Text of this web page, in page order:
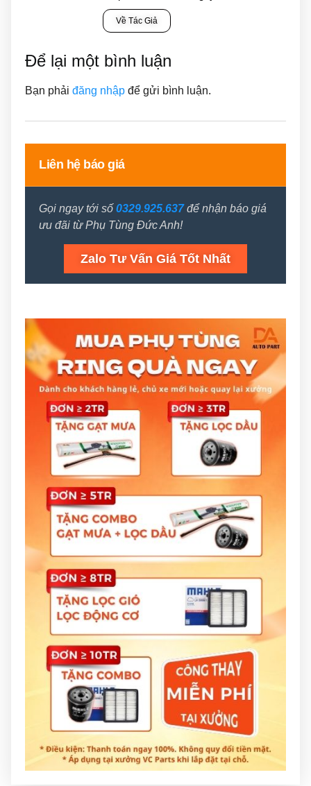
Về Tác Giả
Để lại một bình luận
Bạn phải đăng nhập để gửi bình luận.
Liên hệ báo giá
Gọi ngay tới số 0329.925.637để nhận báo giá
ưu đãi từ Phụ Tùng Đức Anh!
Zalo Tư Vấn Giá Tốt Nhất